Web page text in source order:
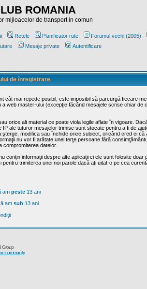
ROMANIA
mijloacelor de transport in comun
Retele Planificator rute Forumul vechi (2005)
Mesaje private Autentificare
de înregistrare
mai repede posibil; este imposibil să parcurgă fiecare
web master-ului (excepţie făcând mesajele scrise chiar de
orice alt material ce poate viola legile aflate în vigoare.
ale tuturor mesajelor trimise sunt stocate pentru a fi de
modifica sau închide orice subiect, oricând cred ei
nu vor fi arătate unei terţe persoane fără
compromiterea datelor.
informaţii despre alte aplicaţii ci ele sunt folosite doar
trimiterea unei noi parole dacă aţi uitat-o pe cea
am peste 13 ani
am sub13 ani
Group
community